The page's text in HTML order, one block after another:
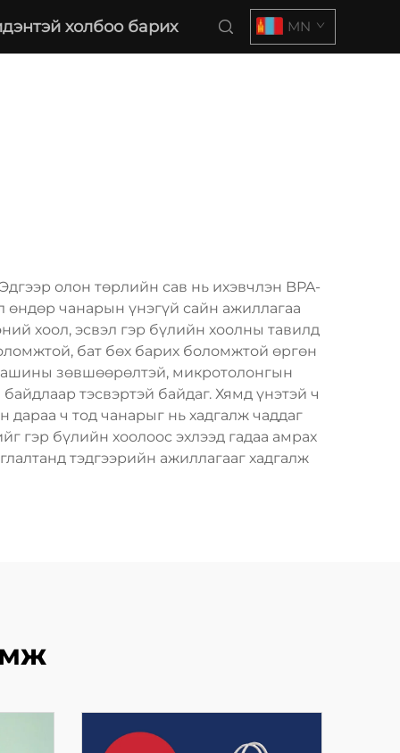
холбоо барих MN
олон төрлийн сав нь ихэвчлэн BPA-
өндөр чанарын үнэгүй сайн ажиллагаа
хоол, эсвэл гэр бүлийн хоолны тавилд
бат бөх барих боломжтой өргөн
зөвшөөрөлтэй, микротолонгын
тэсвэртэй байдаг. Хямд үнэтэй ч
дараа ч тод чанарыг нь хадгалж чаддаг
гэр бүлийн хоолоос эхлээд гадаа амрах
тэдгээрийн ажиллагааг хадгалж